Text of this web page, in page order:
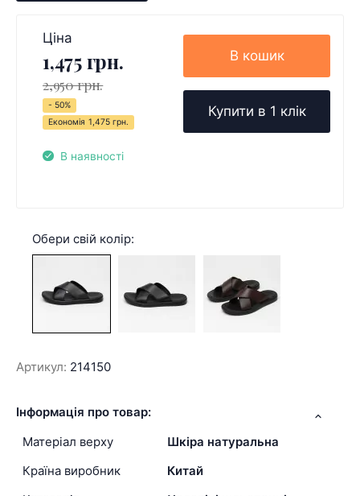
Ціна
1,475 грн.
2,950 грн.
- 50%
Економія 1,475 грн.
В наявності
В кошик
Купити в 1 клік
Обери свій колір:
Артикул: 214150
Інформація про товар:
Матеріал верху
Шкіра натуральна
Країна виробник
Китай